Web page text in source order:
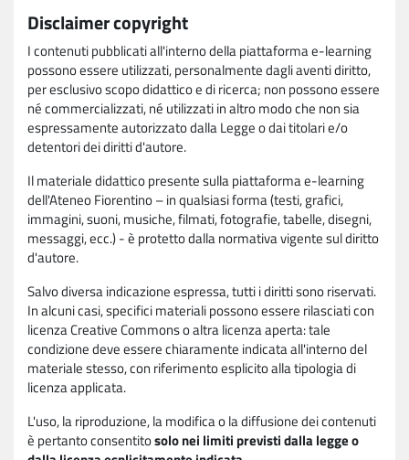
Disclaimer copyright
I contenuti pubblicati all'interno della piattaforma e-learning
possono essere utilizzati, personalmente dagli aventi diritto,
per esclusivo scopo didattico e di ricerca; non possono essere
né commercializzati, né utilizzati in altro modo che non sia
espressamente autorizzato dalla Legge o dai titolari e/o
detentori dei diritti d'autore.
Il materiale didattico presente sulla piattaforma e-learning
dell'Ateneo Fiorentino – in qualsiasi forma (testi, grafici,
immagini, suoni, musiche, filmati, fotografie, tabelle, disegni,
messaggi, ecc.) - è protetto dalla normativa vigente sul diritto
d'autore.
Salvo diversa indicazione espressa, tutti i diritti sono riservati.
In alcuni casi, specifici materiali possono essere rilasciati con
licenza Creative Commons o altra licenza aperta: tale
condizione deve essere chiaramente indicata all'interno del
materiale stesso, con riferimento esplicito alla tipologia di
licenza applicata.
L'uso, la riproduzione, la modifica o la diffusione dei contenuti
è pertanto consentitosolo nei limiti previsti dalla legge o